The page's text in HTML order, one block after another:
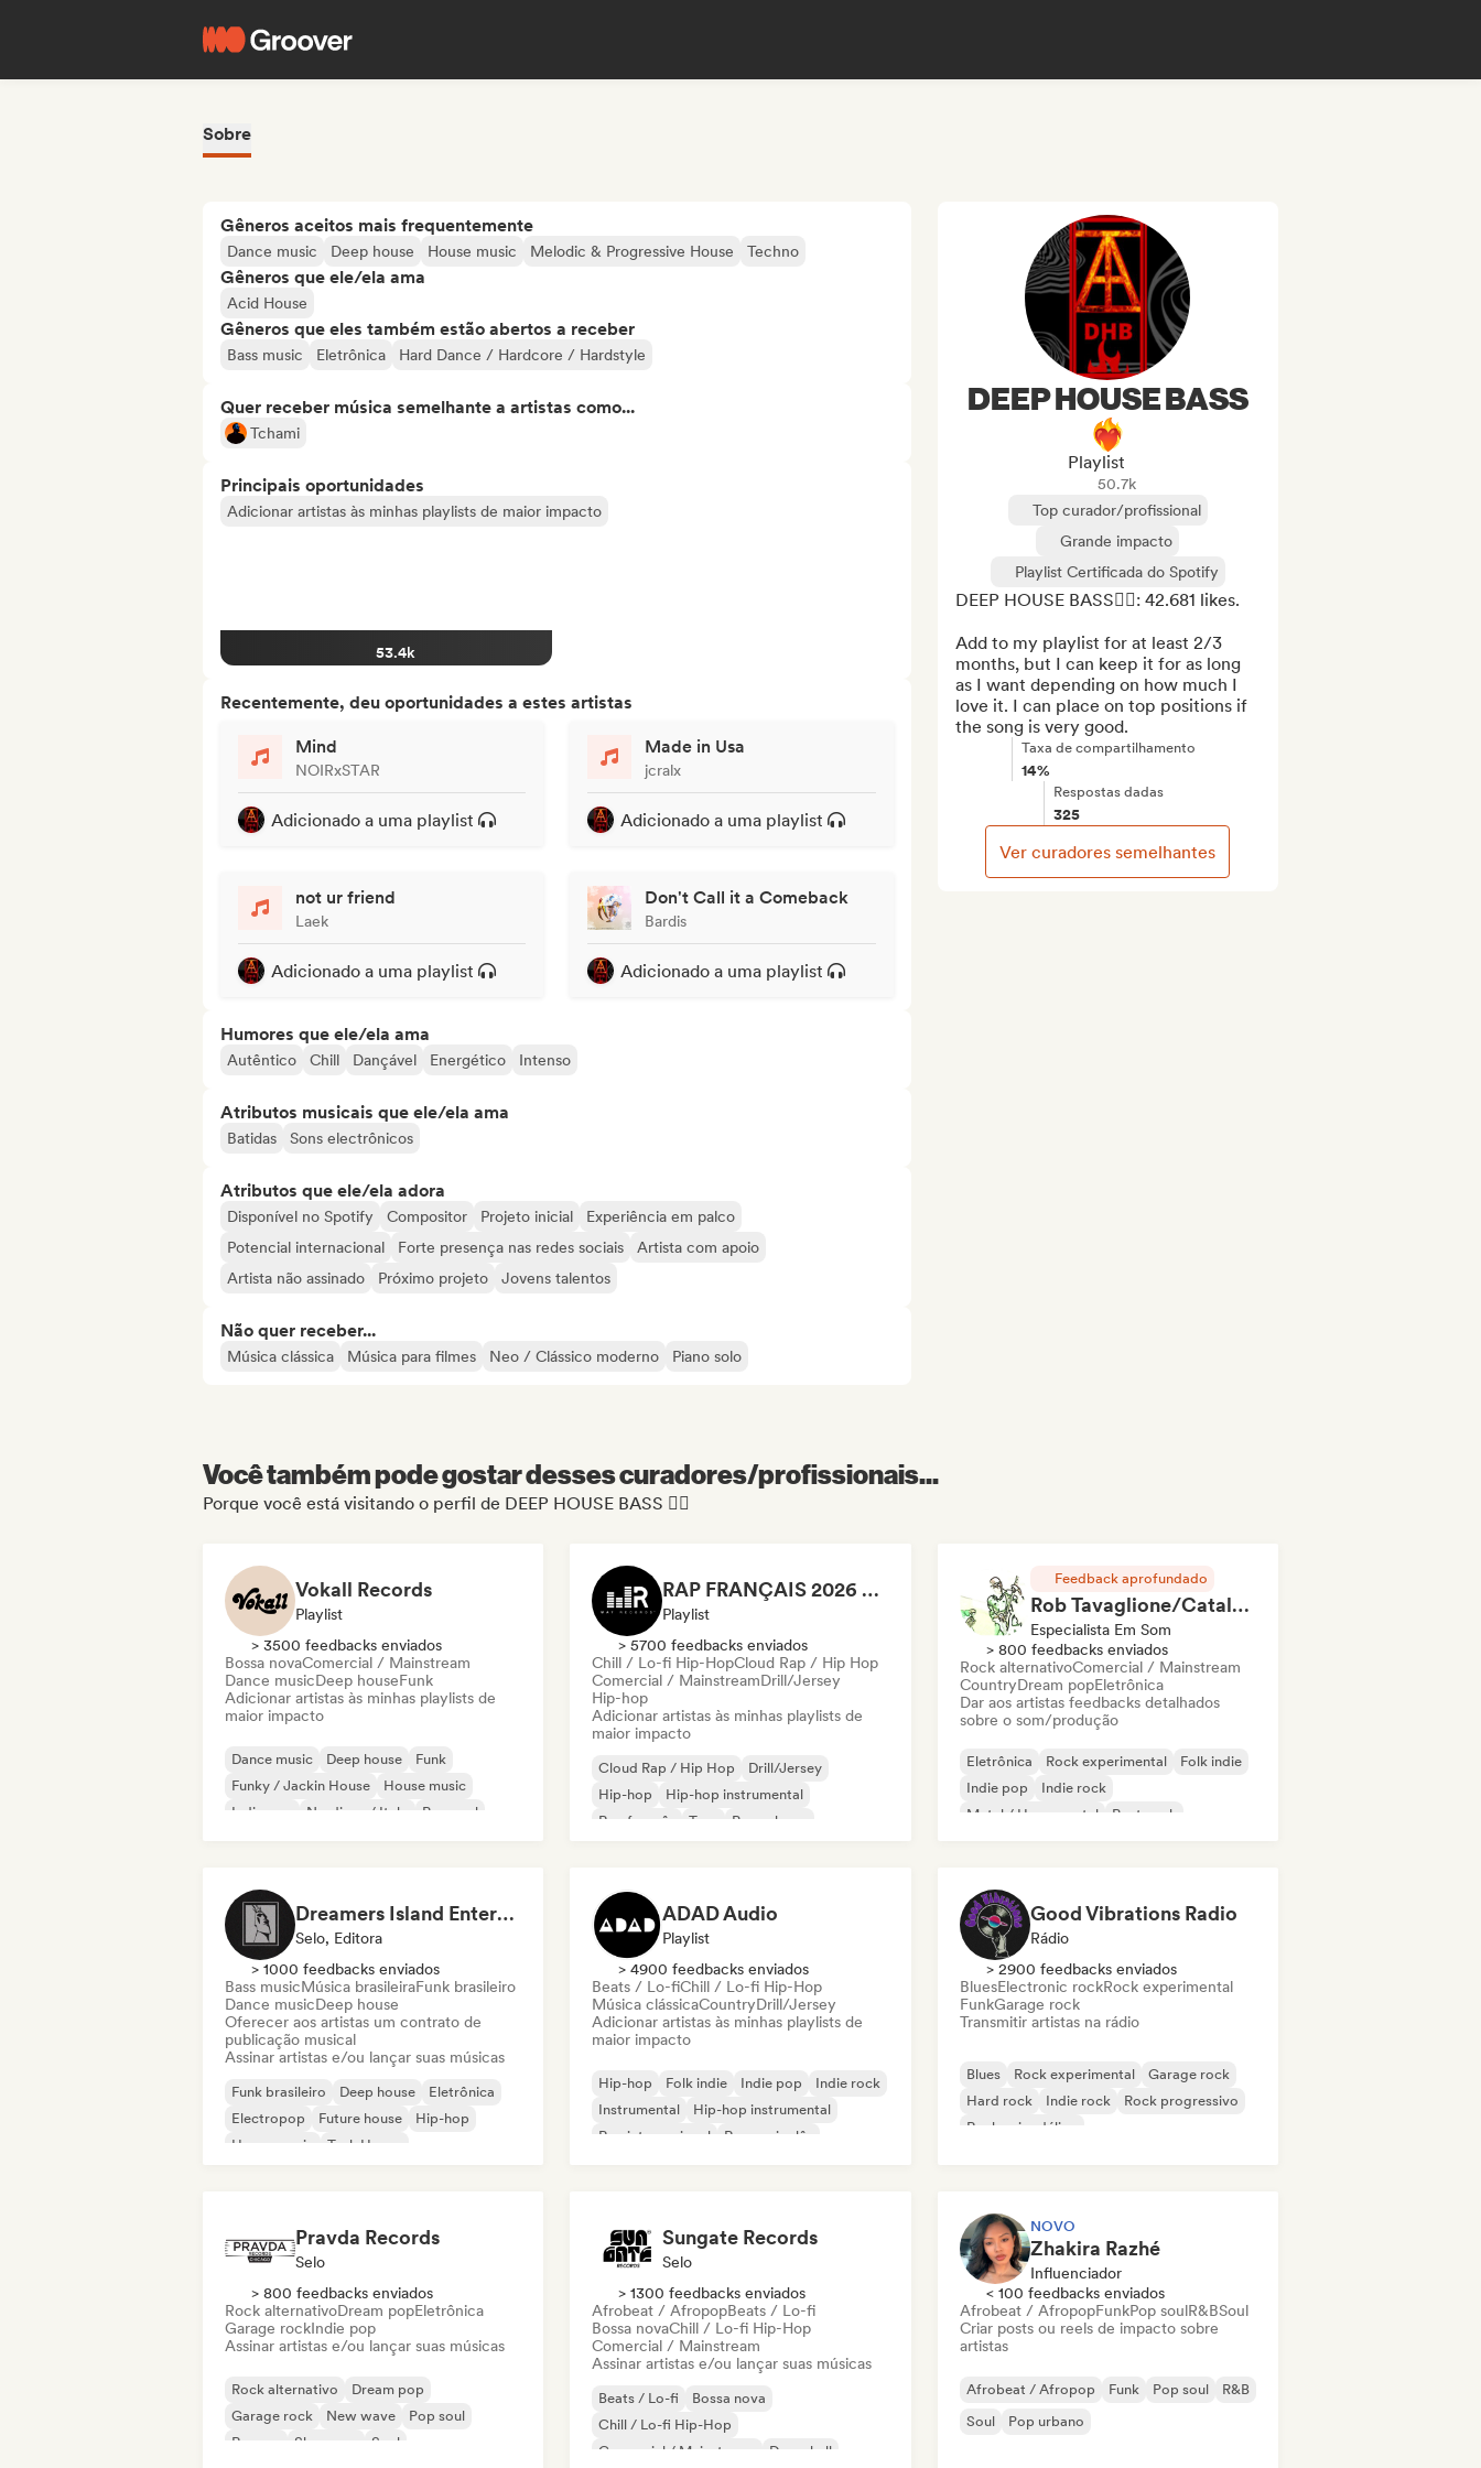
Sobre
Gêneros aceitos mais frequentemente
Dance music Deep house House music Melodic & Progressive House Techno
Gêneros que ele/ela ama
Acid House
Gêneros que eles também estão abertos a receber
Bass music Eletrônica Hard Dance / Hardcore / Hardstyle
Quer receber música semelhante a artistas como...
Tchami
Principais oportunidades
Adicionar artistas às minhas playlists de maior impacto
53.4k
Recentemente, deu oportunidades a estes artistas
Mind
NOIRxSTAR
Adicionado a uma playlist
Made in Usa
jcralx
Adicionado a uma playlist
not ur friend
Laek
Adicionado a uma playlist
Don't Call it a Comeback
Bardis
Adicionado a uma playlist
Humores que ele/ela ama
Autêntico Chill Dançável Energético Intenso
Atributos musicais que ele/ela ama
Batidas Sons electrônicos
Atributos que ele/ela adora
Disponível no Spotify Compositor Projeto inicial
Experiência em palco
Potencial internacional
Forte presença nas redes sociais
Artista com apoio
Artista não assinado
Próximo projeto Jovens talentos
Não quer receber...
Música clássica Música para filmes Neo / Clássico moderno Piano solo
DEEP HOUSE BASS
❤️‍🔥
Playlist
50.7k
Top curador/profissional
Grande impacto
Playlist Certificada do Spotify
DEEP HOUSE BASS❤️‍🔥: 42.681 likes.
Add to my playlist for at least 2/3
months, but I can keep it for as long
as I want depending on how much I
love it. I can place on top positions if
the song is very good.
Taxa de compartilhamento
14%
Respostas dadas
325
Ver curadores semelhantes
Você também pode gostar desses curadores/profissionais...
Porque você está visitando o perfil de DEEP HOUSE BASS ❤️‍🔥
Vokall Records
Playlist
> 3500 feedbacks enviados
Bossa novaComercial / Mainstream
Dance musicDeep houseFunk
Adicionar artistas às minhas playlists de
maior impacto
Dance music Deep house
Funk
Funky / Jackin House
House music
Indie pop
Nu-disco / Italo Pop soul
RAP FRANÇAIS 2026 🔥🇫🇷 (Way Records)
Playlist
> 5700 feedbacks enviados
Chill / Lo-fi Hip-HopCloud Rap / Hip Hop
Comercial / MainstreamDrill/Jersey
Hip-hop
Adicionar artistas às minhas playlists de
maior impacto
Cloud Rap / Hip Hop
Drill/Jersey
Hip-hop
Hip-hop instrumental
Rap francês
Trap
Pop urbano
Feedback aprofundado
Rob Tavaglione/Catalyst Recording
Especialista Em Som
> 800 feedbacks enviados
Rock alternativoComercial / Mainstream
CountryDream popEletrônica
Dar aos artistas feedbacks detalhados
sobre o som/produção
Eletrônica Rock experimental
Folk indie
Indie pop
Indie rock
Metal / Heavy metal
Post punk
Dreamers Island Entertainment
Selo, Editora
> 1000 feedbacks enviados
Bass musicMúsica brasileiraFunk brasileiro
Dance musicDeep house
Oferecer aos artistas um contrato de
publicação musical
Assinar artistas e/ou lançar suas músicas
Funk brasileiro Deep house
Eletrônica
Electropop
Future house
Hip-hop
House music
Tech House
ADAD Audio
Playlist
> 4900 feedbacks enviados
Beats / Lo-fiChill / Lo-fi Hip-Hop
Música clássicaCountryDrill/Jersey
Adicionar artistas às minhas playlists de
maior impacto
Hip-hop Folk indie Indie pop
Indie rock
Instrumental
Hip-hop instrumental
Rap internacional
Rap em inglês
Good Vibrations Radio
Rádio
> 2900 feedbacks enviados
BluesElectronic rockRock experimental
FunkGarage rock
Transmitir artistas na rádio
Blues Rock experimental
Garage rock
Hard rock
Indie rock
Rock progressivo
Rock psicodélico
Pravda Records
Selo
> 800 feedbacks enviados
Rock alternativoDream popEletrônica
Garage rockIndie pop
Assinar artistas e/ou lançar suas músicas
Rock alternativo
Dream pop
Garage rock
New wave
Pop soul
Reggae
Shoegaze Soul
Sungate Records
Selo
> 1300 feedbacks enviados
Afrobeat / AfropopBeats / Lo-fi
Bossa novaChill / Lo-fi Hip-Hop
Comercial / Mainstream
Assinar artistas e/ou lançar suas músicas
Beats / Lo-fi
Bossa nova
Chill / Lo-fi Hip-Hop
Comercial / Mainstream
Dancehall
NOVO
Zhakira Razhé
Influenciador
< 100 feedbacks enviados
Afrobeat / AfropopFunkPop soulR&BSoul
Criar posts ou reels de impacto sobre
artistas
Afrobeat / Afropop Funk Pop soul
R&B
Soul
Pop urbano